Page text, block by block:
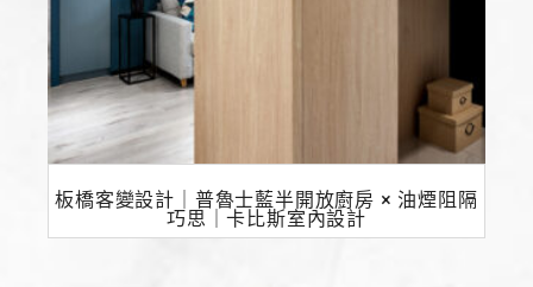
板橋客變設計｜普魯士藍半開放廚房 × 油煙阻隔
巧思｜卡比斯室內設計